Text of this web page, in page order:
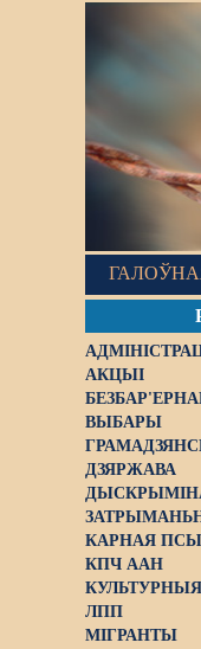
АКЦЫІ
ВЫБАРЫ
ДЗЯРЖАВА
КАРНАЯ
КПЧ ААН
ЛПП
МІГРАНТЫ